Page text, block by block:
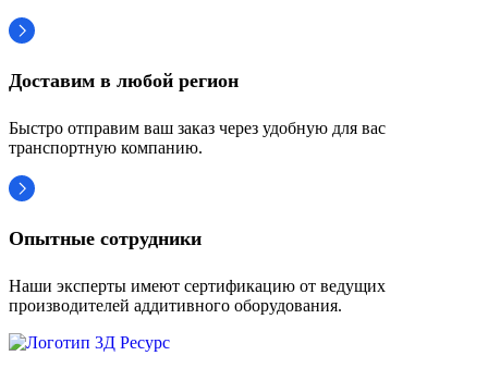
Доставим в любой регион
Быстро отправим ваш заказ через удобную для вас
транспортную компанию.
Опытные сотрудники
Наши эксперты имеют сертификацию от ведущих
производителей аддитивного оборудования.